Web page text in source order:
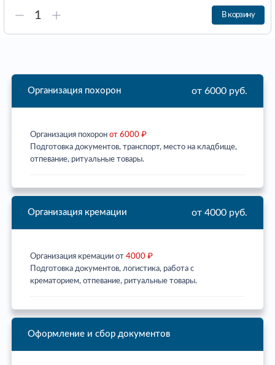
В корзину
Организация похорон от 6000 руб.
Организация похорон от 6000 ₽
Подготовка документов, транспорт, место на кладбище,
отпевание, ритуальные товары.
Организация кремации от 4000 руб.
Организация кремации от 4000 ₽
Подготовка документов, логистика, работа с
крематорием, отпевание, ритуальные товары.
Оформление и сбор документов